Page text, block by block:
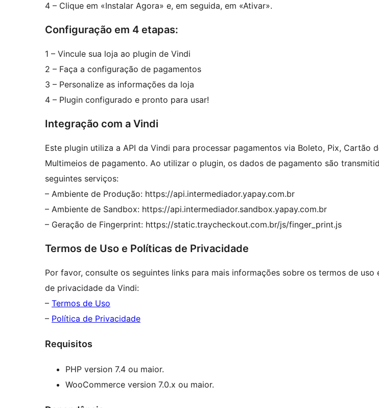
4 – Clique em «Instalar Agora» e, em seguida, em «Ativar».
Configuração em 4 etapas:
1 – Vincule sua loja ao plugin de Vindi
2 – Faça a configuração de pagamentos
3 – Personalize as informações da loja
4 – Plugin configurado e pronto para usar!
Integração com a Vindi
Este plugin utiliza a API da Vindi para processar pagamentos via Boleto, Pix, Cartão
Multimeios de pagamento. Ao utilizar o plugin, os dados de pagamento são
seguintes serviços:
– Ambiente de Produção: https://api.intermediador.yapay.com.br
– Ambiente de Sandbox: https://api.intermediador.sandbox.yapay.com.br
– Geração de Fingerprint: https://static.traycheckout.com.br/js/finger_print.js
Termos de Uso e Políticas de Privacidade
Por favor, consulte os seguintes links para mais informações sobre os termos de uso
de privacidade da Vindi:
– Termos de Uso
– Política de Privacidade
Requisitos
PHP version 7.4 ou maior.
WooCommerce version 7.0.x ou maior.